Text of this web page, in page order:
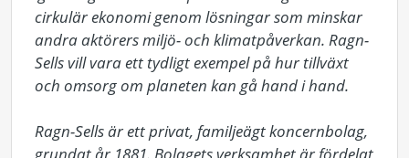
cirkulär ekonomi genom lösningar som minskar
andra aktörers miljö- och klimatpåverkan. Ragn-
Sells vill vara ett tydligt exempel på hur tillväxt
och omsorg om planeten kan gå hand i hand.
Ragn-Sells är ett privat, familjeägt koncernbolag,